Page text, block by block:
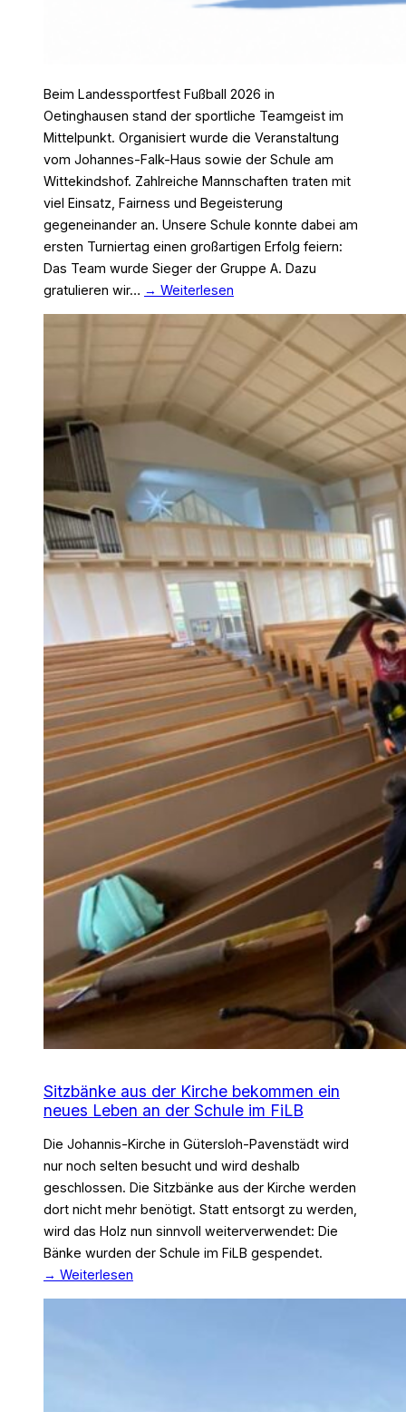
Beim Landessportfest Fußball 2026 in
Oetinghausen stand der sportliche Teamgeist im
Mittelpunkt. Organisiert wurde die Veranstaltung
vom Johannes-Falk-Haus sowie der Schule am
Wittekindshof. Zahlreiche Mannschaften traten mit
viel Einsatz, Fairness und Begeisterung
gegeneinander an. Unsere Schule konnte dabei am
ersten Turniertag einen großartigen Erfolg feiern:
Das Team wurde Sieger der Gruppe A. Dazu
gratulieren wir… → Weiterlesen
Sitzbänke aus der Kirche bekommen ein
neues Leben an der Schule im FiLB
Die Johannis-Kirche in Gütersloh-Pavenstädt wird
nur noch selten besucht und wird deshalb
geschlossen. Die Sitzbänke aus der Kirche werden
dort nicht mehr benötigt. Statt entsorgt zu werden,
wird das Holz nun sinnvoll weiterverwendet: Die
Bänke wurden der Schule im FiLB gespendet.
→ Weiterlesen